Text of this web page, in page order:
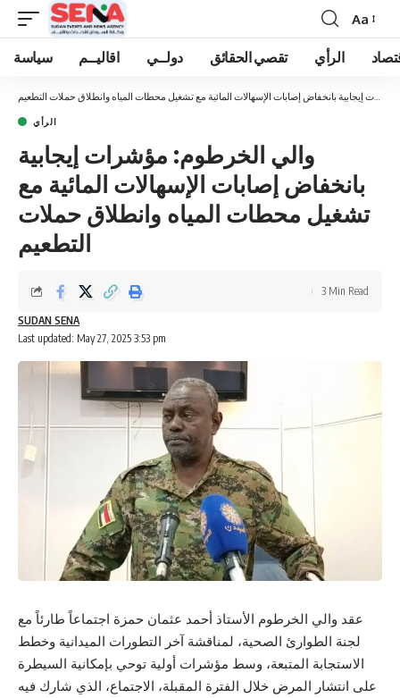
Font
Resizer
Aa
سياسة اقاليــم دولــي تقصي الحقائق الرأي
والي الخرطوم: مؤشرات إيجابية بانخفاض إصابات الإسهالات المائية مع تشغيل محطات المياه وانطلاق حملات التطعيم
الرأي
والي الخرطوم: مؤشرات إيجابية
بانخفاض إصابات الإسهالات المائية مع
تشغيل محطات المياه وانطلاق حملات
التطعيم
Last updated: May 27, 2025 3:53 pm
SUDAN SENA
3 Min Read
عقد والي الخرطوم الأستاذ أحمد عثمان حمزة اجتماعاً طارئاً مع
لجنة الطوارئ الصحية، لمناقشة آخر التطورات الميدانية وخطط
الاستجابة المتبعة، وسط مؤشرات أولية توحي بإمكانية السيطرة
على انتشار المرض خلال الفترة المقبلة، الاجتماع، الذي شارك فيه